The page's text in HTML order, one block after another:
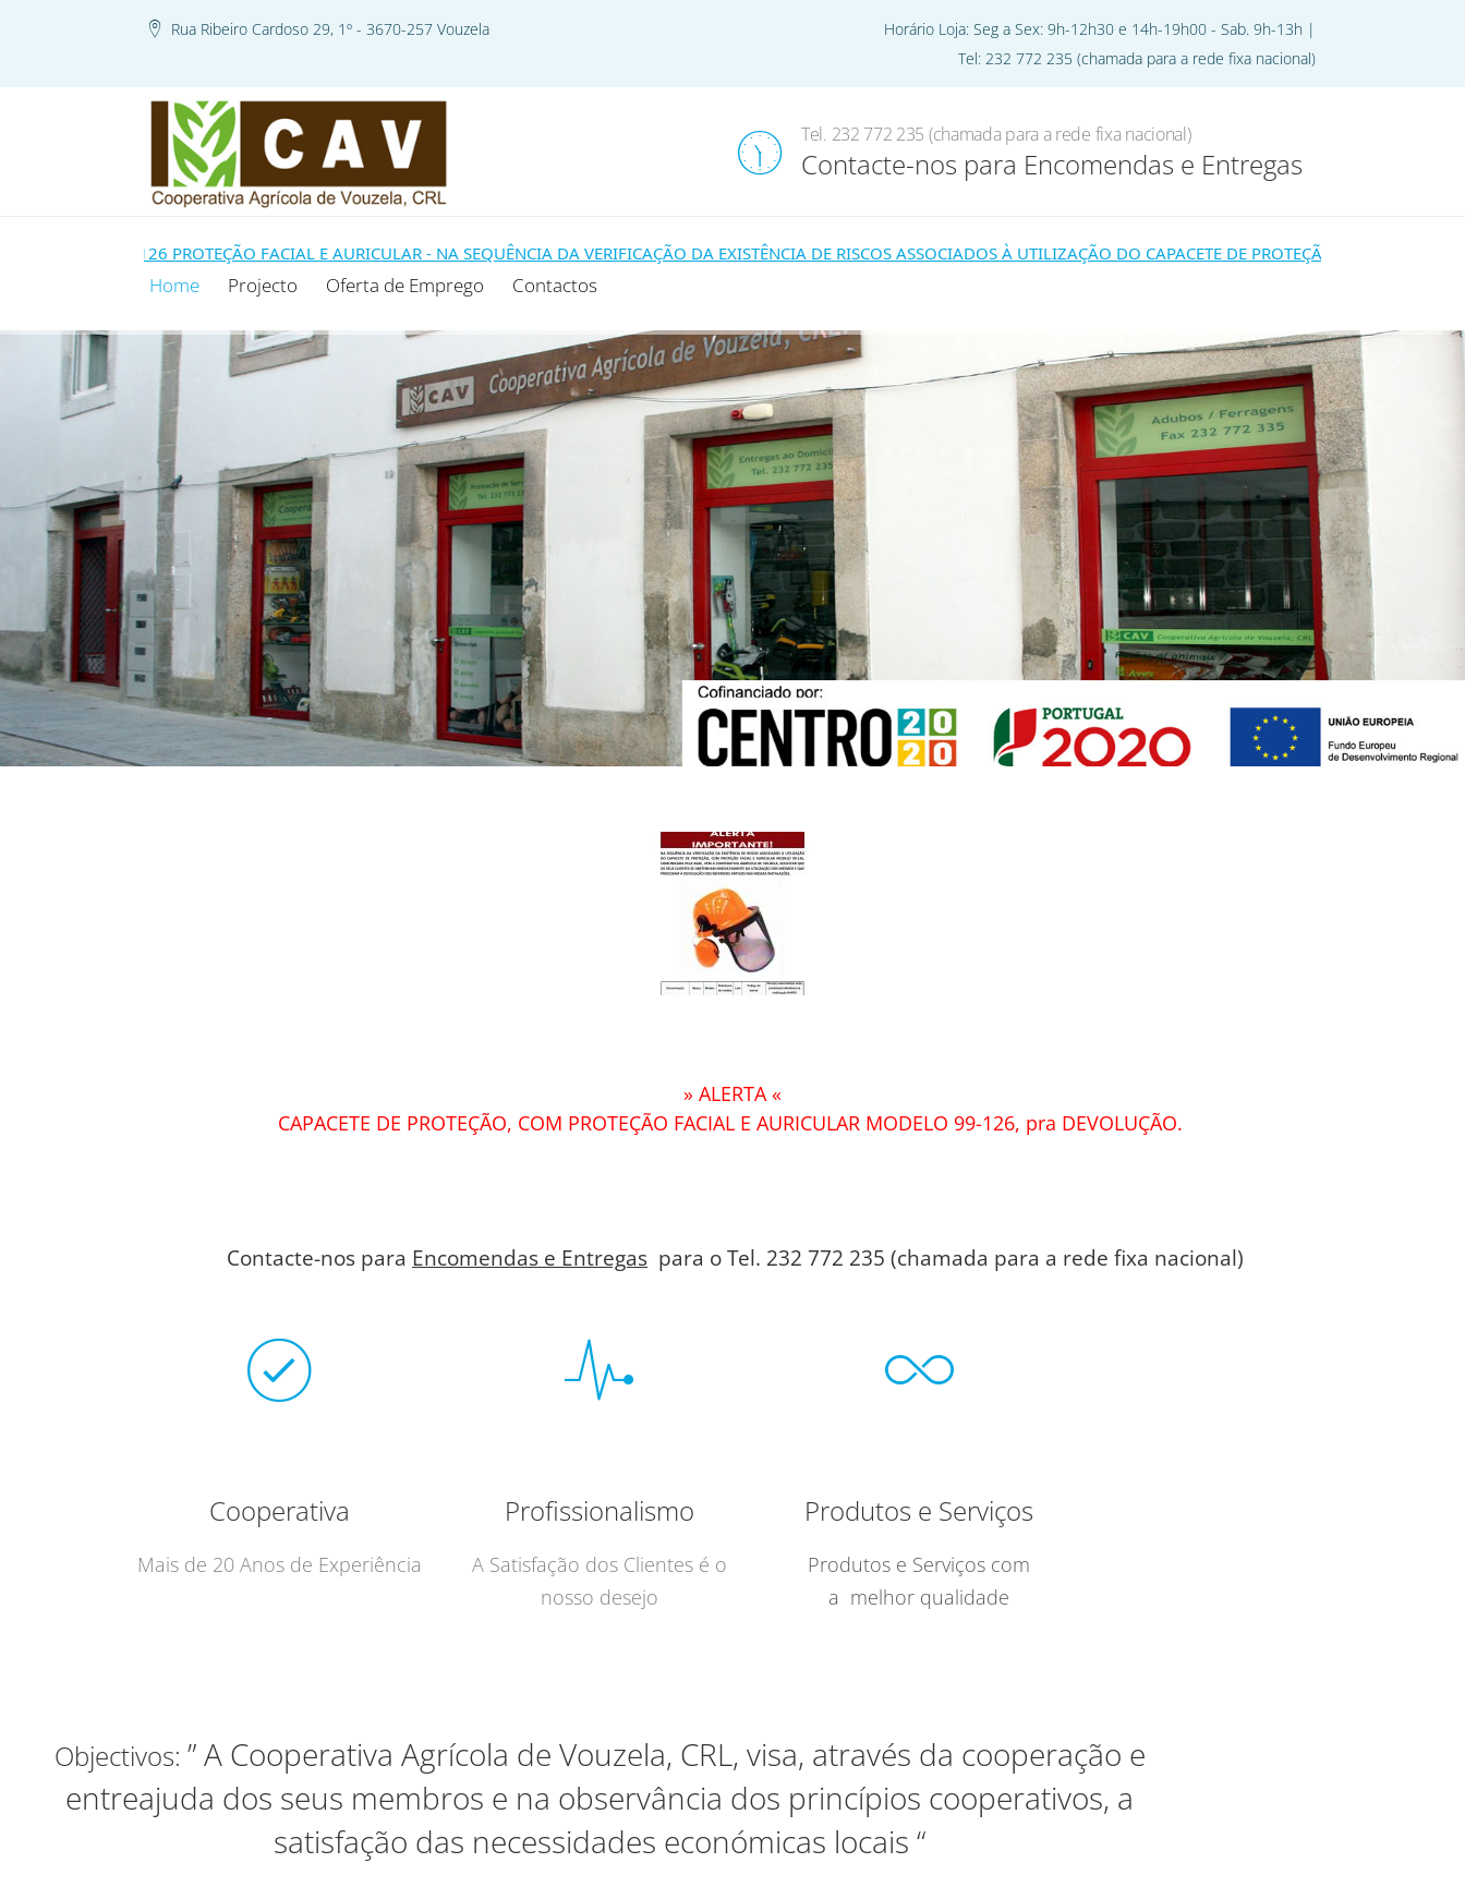
Rua Ribeiro Cardoso 29, 1º - 3670-257 Vouzela
Horário Loja: Seg a Sex: 9h-12h30 e 14h-19h00 - Sab. 9h-13h |
Tel: 232 772 235 (chamada para a rede fixa nacional)
Tel. 232 772 235 (chamada para a rede fixa nacional)
Contacte-nos para Encomendas e Entregas
Home Projecto Oferta de Emprego Contactos
Projecto Oferta de Emprego Contactos
99-126 PROTEÇÃO FACIAL E AURICULAR - NA SEQUÊNCIA DA VERIFICAÇÃO DA EXISTÊNCIA DE RISCOS ASSOCIADOS À UTILIZAÇÃO DO CAPACETE DE PROTEÇÃO, COM
» ALERTA «
CAPACETE DE PROTEÇÃO, COM PROTEÇÃO FACIAL E AURICULAR MODELO 99-126, pra DEVOLUÇÃO.
Contacte-nos para Encomendas e Entregas para o Tel. 232 772 235 (chamada para a rede fixa nacional)
Cooperativa
Mais de 20 Anos de Experiência
Profissionalismo
A Satisfação dos Clientes é o
nosso desejo
Produtos e Serviços
Produtos e Serviços com
a melhor qualidade
Objectivos: ” A Cooperativa Agrícola de Vouzela, CRL, visa, através da cooperação e
entreajuda dos seus membros e na observância dos princípios cooperativos, a
satisfação das necessidades económicas locais “